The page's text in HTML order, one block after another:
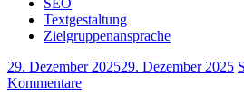
SEO
Textgestaltung
Zielgruppenansprache
29. Dezember 202529. Dezember 2025
Kommentare